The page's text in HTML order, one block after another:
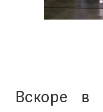
Вскоре в